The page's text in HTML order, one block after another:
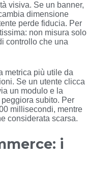
visiva. Se un banner,
dimensione
perde fiducia. Per
non misura solo
controllo che una
metrica più utile da
Se un utente clicca
un modulo e la
subito. Per
millisecondi, mentre
considerata scarsa.
i